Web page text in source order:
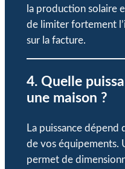
la production solaire
de limiter fortement
sur la facture.
4. Quelle
une maison ?
La puissance
de vos équipements.
permet de